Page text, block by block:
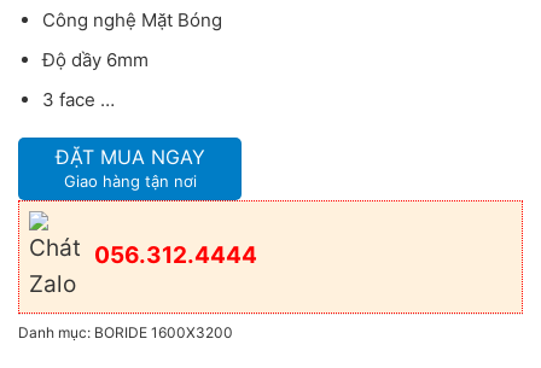
Công nghệ Mặt Bóng
Độ dầy 6mm
3 face …
ĐẶT MUA NGAY
Giao hàng tận nơi
056.312.4444
Danh mục: BORIDE 1600X3200